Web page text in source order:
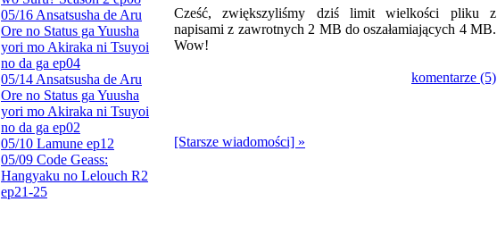
05/16 Ansatsusha de Aru
Ore no Status ga Yuusha
yori mo Akiraka ni Tsuyoi
no da ga ep04
05/14 Ansatsusha de Aru
Ore no Status ga Yuusha
yori mo Akiraka ni Tsuyoi
no da ga ep02
05/10 Lamune ep12
05/09 Code Geass:
Hangyaku no Lelouch R2
ep21-25
Cześć, zwiększyliśmy dziś limit wielkości pliku z
napisami z zawrotnych 2 MB do oszałamiających 4 MB.
Wow!
komentarze (5)
[Starsze wiadomości] »